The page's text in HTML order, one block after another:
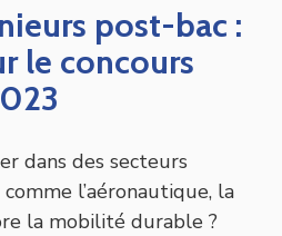
post-bac :
le concours
dans des secteurs
l’aéronautique, la
la mobilité durable ?